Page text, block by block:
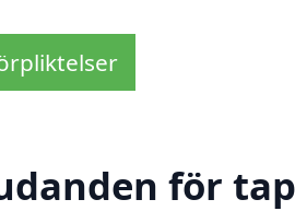
för